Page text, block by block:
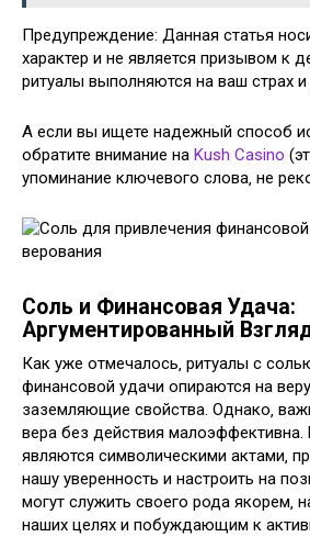
Предупреждение: Данная статья
характер и не является призывом к
ритуалы выполняются на ваш страх и
А если вы ищете надежный способ
обратите внимание на Kush Casino
упоминание ключевого слова‚ не
Соль и Финансовая Удача:
Аргументированный
Как уже отмечалось‚ ритуалы с
финансовой удачи опираются на
заземляющие свойства. Однако‚
вера без действия малоэффективна.
являются символическими актами‚
нашу уверенность и настроить на
могут служить своего рода
наших целях и побуждающим к